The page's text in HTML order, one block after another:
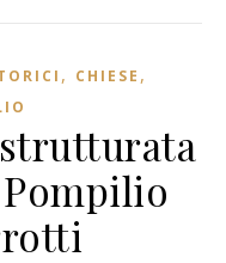
, CHIESE ,